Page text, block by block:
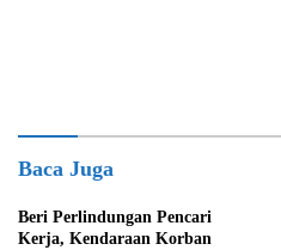
Baca Juga
Beri Perlindungan Pencari
Kerja, Kendaraan Korban